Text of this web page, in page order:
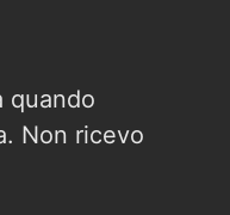
quando
Non ricevo